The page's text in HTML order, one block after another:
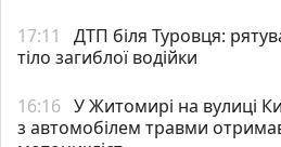
17:11
ДТП біля Туровця:
тіло загиблої водійки
16:16 У Житомирі на вулиці
з автомобілем травми